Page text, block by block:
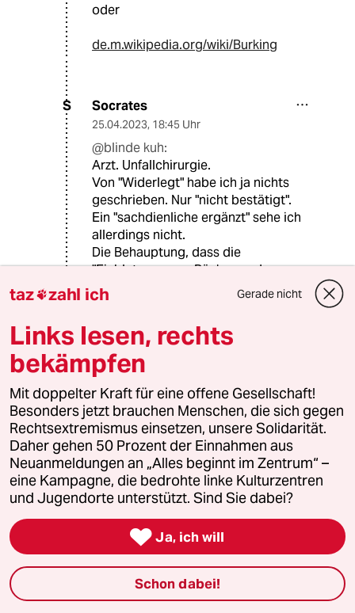
oder
de.m.wikipedia.org/wiki/Burking
S Socrates
25.04.2023, 18:45 Uhr
@blinde kuh:
Arzt. Unfallchirurgie.
Von "Widerlegt" habe ich ja nichts
geschrieben. Nur "nicht bestätigt".
Ein "sachdienliche ergänzt" sehe ich
allerdings nicht.
Die Behauptung, dass die
"Einblutungen an Rücken und
Schulter" "typische
Aufknieverletzungen" sein sollen,
vernommen.
Um jemanden, der sich wehrt die
Hände auf dem Rücken fesseln zu
können, muss dieser erst zu Boden
gebracht - also umgestoßen -
werden, die Einblutungen können
also auch durch einfaches hinfallen
entstanden sein. Ich habe leider
nichts darüber gefunden, wie oft
solche in Folge von
auftreten - aber es wurden schon
allerlei Verletzungen als Folge von
Wiederbelegung beschrieben: am
häufigsten Rippen- und
Brustbeinbrüche, aber auch
taz zahl ich Gerade nicht
Links lesen, rechts
bekämpfen
Mit doppelter Kraft für eine offene Gesellschaft!
Besonders jetzt brauchen Menschen, die sich gegen
Rechtsextremismus einsetzen, unsere Solidarität.
Daher gehen 50 Prozent der Einnahmen aus
Neuanmeldungen an „Alles beginnt im Zentrum“ –
eine Kampagne, die bedrohte linke Kulturzentren
und Jugendorte unterstützt. Sind Sie dabei?
 Ja, ich will
Schon dabei!